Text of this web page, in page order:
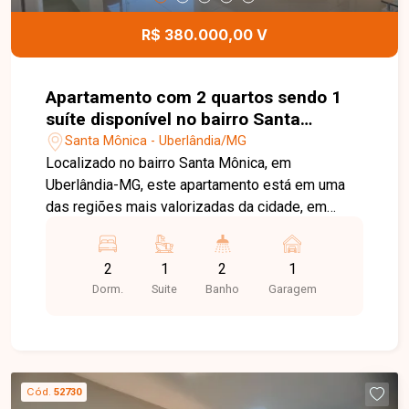
apartamento moderno, bem localizado e pronto
para morar no bairro Novo Mundo. Agende uma
imóvel.
R$ 380.000,00 V
Apartamento com 2 quartos sendo 1
suíte disponível no bairro Santa
Mônica em Uberlândia-MG
Santa Mônica - Uberlândia/MG
Localizado no bairro Santa Mônica, em
Uberlândia-MG, este apartamento está em uma
das regiões mais valorizadas da cidade, em
Hospital Madrecor. O bairro oferece excelente
infraestrutura, com fácil acesso às principais
vias, além de supermercados, escolas,
m² de área privativa e conta com sala ampla, 02
quartos, sendo 01 suíte, banheiro social, cozinha,
2
Dorm.
1
Suite
2
Banho
1
Garagem
Cód. 52730